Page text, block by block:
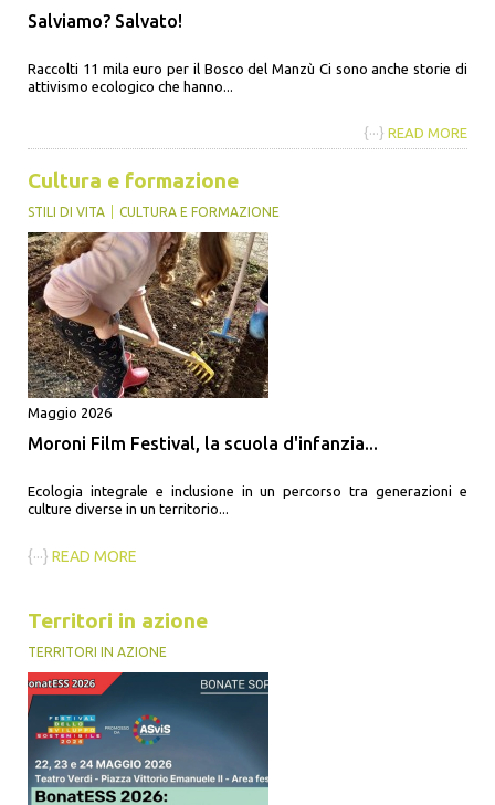
Salviamo? Salvato!
Raccolti 11 mila euro per il Bosco del Manzù Ci sono anche storie di
attivismo ecologico che hanno...
{···} READ MORE
Cultura e formazione
STILI DI VITA CULTURA E FORMAZIONE
Maggio 2026
Moroni Film Festival, la scuola d'infanzia...
Ecologia integrale e inclusione in un percorso tra generazioni e
culture diverse in un territorio...
{···} READ MORE
Territori in azione
TERRITORI IN AZIONE